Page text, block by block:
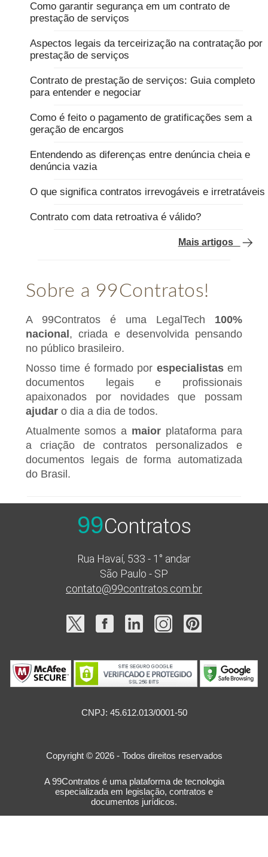
Como garantir segurança em um contrato de
prestação de serviços
Aspectos legais da terceirização na contratação por
prestação de serviços
Contrato de prestação de serviços: Guia completo
para entender e negociar
Como é feito o pagamento de gratificações sem a
geração de encargos
Entendendo as diferenças entre denúncia cheia e
denúncia vazia
O que significa contratos irrevogáveis e irretratáveis
Contrato com data retroativa é válido?
Mais artigos
Sobre a 99Contratos!
A 99Contratos é uma LegalTech 100%
nacional, criada e desenvolvida pensando
no público brasileiro.
Nosso time é formado por especialistasem
documentos legais e profissionais
apaixonados por novidades que possam
ajudaro dia a dia de todos.
Atualmente somos a maiorplataforma para
a criação de contratos personalizados e
documentos legais de forma automatizada
do Brasil.
99Contratos
Rua Havaí, 533 - 1° andar
São Paulo - SP
contato@99contratos.com.br
CNPJ: 45.612.013/0001-50
Copyright © 2026 - Todos direitos reservados
A 99Contratos é uma plataforma de tecnologia
especializada em legislação, contratos e
documentos jurídicos.